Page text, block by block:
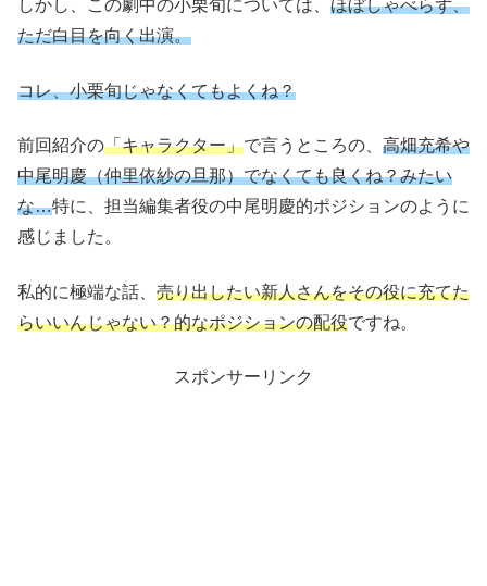
しかし、この劇中の小栗旬については、 ほぼしゃべらず、
ただ白目を向く出演。
コレ、小栗旬じゃなくてもよくね？
前回紹介の「キャラクター」で言うところの、 高畑充希や
中尾明慶（仲里依紗の旦那）でなくても良くね？みたい
な…特に、担当編集者役の中尾明慶的ポジションのように
感じました。
私的に極端な話、 売り出したい新人さんをその役に充てた
らいいんじゃない？的なポジションの配役ですね。
スポンサーリンク